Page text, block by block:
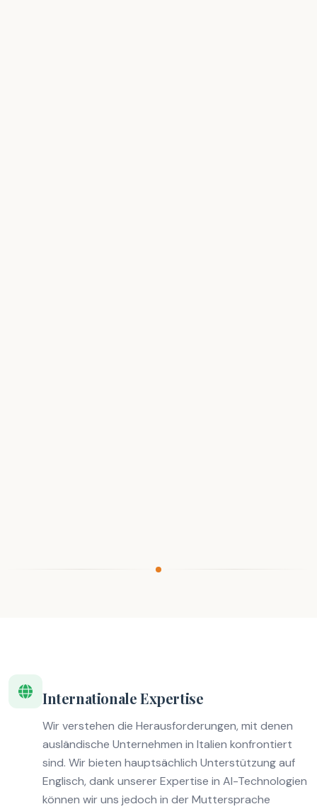
Internationale Expertise
Wir verstehen die Herausforderungen, mit denen
ausländische Unternehmen in Italien konfrontiert
sind. Wir bieten hauptsächlich Unterstützung auf
Englisch, dank unserer Expertise in AI-Technologien
können wir uns jedoch in der Muttersprache